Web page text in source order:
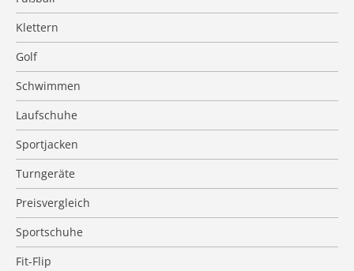
Klettern
Golf
Schwimmen
Laufschuhe
Sportjacken
Turngeräte
Preisvergleich
Sportschuhe
Fit-Flip